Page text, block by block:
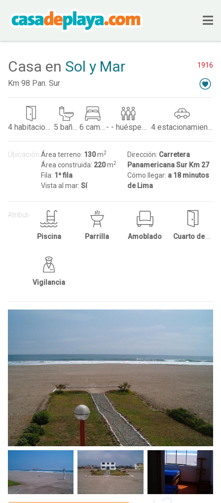
Casa en Sol y Mar 1916
Km 98 Pan. Sur
4 habitaciones 5 baños 6 camas - - huéspedes 4 estacionamientos
Ubicación:Área terreno: 130m2
Área construida: 220m2
Fila: 1ª fila
Vista al mar: Sí
Dirección: Carretera
Panamericana Sur Km 27
Cómo llegar: a 18 minutos
de Lima
Atributos:
Piscina Parrilla Amoblado
Vigilancia